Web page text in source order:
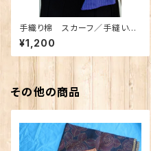
手織り棉 スカーフ／手縫い
紫色
¥1,200
その他の商品